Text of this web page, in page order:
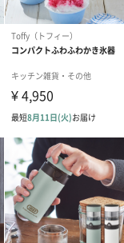
、プレートリング・
）mm
電磁（IH）調理器、
ーブン、冷蔵・冷凍
タイプ、フラットテ
ただけます。
ンテーブル用プレー
て使用しないでくだ
上では、お使いいた